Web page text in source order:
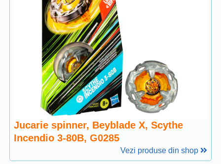
Jucarie spinner, Beyblade X, Scythe
Incendio 3-80B, G0285
Vezi produse din shop